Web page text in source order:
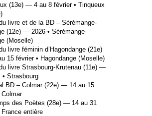
(13e) — 4 au 8 février • Tinqueux
livre et de la BD – Sérémange-
(12e) — 2026 • Sérémange-
(Moselle)
livre féminin d’Hagondange (21e)
15 février • Hagondange (Moselle)
livre Strasbourg-Krutenau (11e) —
• Strasbourg
BD – Colmar (22e) — 14 au 15
des Poètes (28e) — 14 au 31
France entière